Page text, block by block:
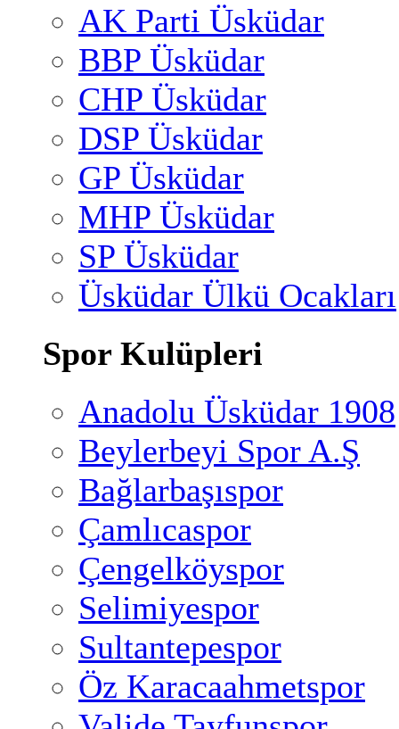
AK Parti Üsküdar
BBP Üsküdar
CHP Üsküdar
DSP Üsküdar
GP Üsküdar
MHP Üsküdar
SP Üsküdar
Üsküdar Ülkü Ocakları
Spor Kulüpleri
Anadolu Üsküdar 1908
Beylerbeyi Spor A.Ş
Bağlarbaşıspor
Çamlıcaspor
Çengelköyspor
Selimiyespor
Sultantepespor
Öz Karacaahmetspor